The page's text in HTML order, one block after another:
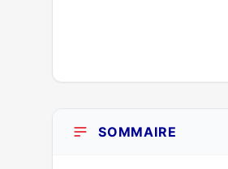
SOMMAIRE